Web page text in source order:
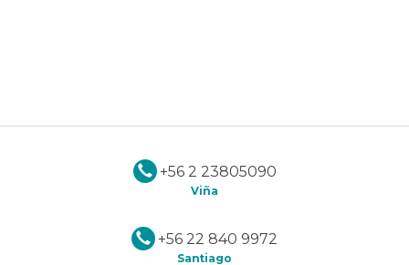
+56 2 23805090
Viña
+56 22 840 9972
Santiago